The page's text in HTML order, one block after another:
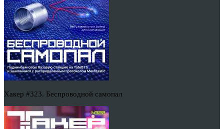
Хакер #323. Беспроводной самопал